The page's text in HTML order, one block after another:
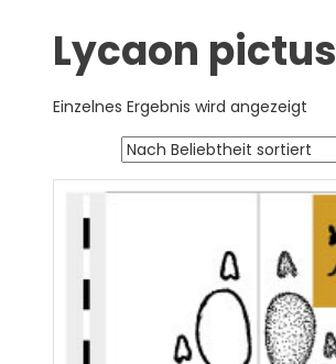
Lycaon pictus
Einzelnes Ergebnis wird angezeigt